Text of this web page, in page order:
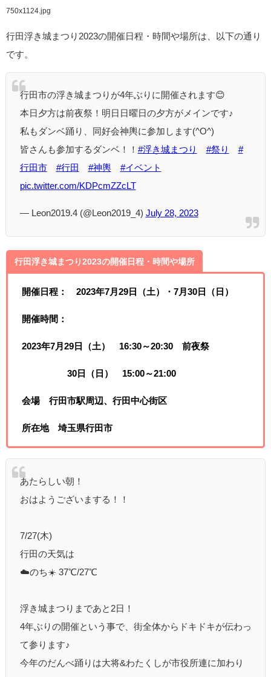
750x1124.jpg
行田浮き城まつり2023の開催日程・時間や場所は、以下の通り
です。
行田市の浮き城まつりが4年ぶりに開催されます😊
本日夕方は前夜祭！明日日曜日の夕方がメインです♪
私もダンベ踊り、同好会神輿に参加します(^O^)
皆さんも参加するダンベ！！ #浮き城まつり #祭り
#
行田市
#行田 #神輿
#イベント
pic.twitter.com/KDPcmZZcLT
— Leon2019.4 (@Leon2019_4) July 28, 2023
行田浮き城まつり2023の開催日程・時間や場所
開催日程： 2023年7月29日（土）・7月30日（日）
開催時間：
2023年7月29日（土） 16:30～20:30 前夜祭
30日（日） 15:00～21:00
会場 行田市駅周辺、行田中心街区
所在地 埼玉県行田市
あたらしい朝！
おはようございまする！！
7/27(木)
行田の天気は
☁️のち☀️ 37℃/27℃
浮き城まつりまであと2日！
4年ぶりの開催という事で、街全体からドキドキが伝わっ
て参ります♪
今年のだんべ踊りは大将&わたくしが市役所連に加わり